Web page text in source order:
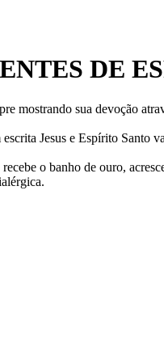
DE
mostrando sua devoção
Jesus e Espírito Santo
o banho de ouro,